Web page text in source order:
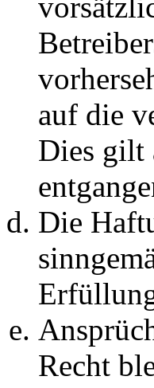
auf die
Dies gilt
Die
Recht